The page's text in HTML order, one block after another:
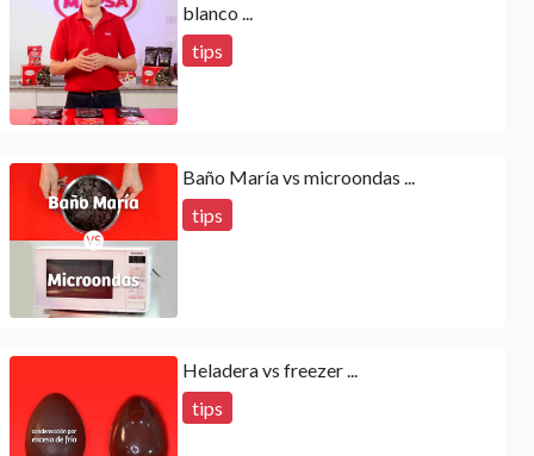
blanco ...
tips
Baño María vs microondas ...
tips
Heladera vs freezer ...
tips